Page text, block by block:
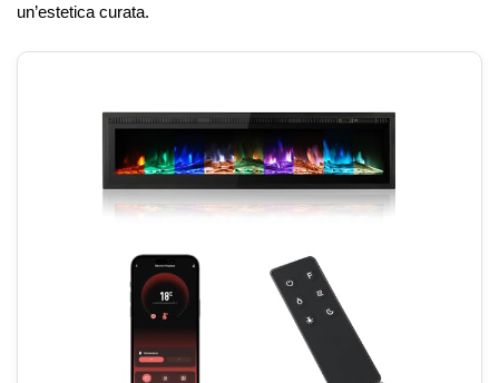
un’estetica curata.